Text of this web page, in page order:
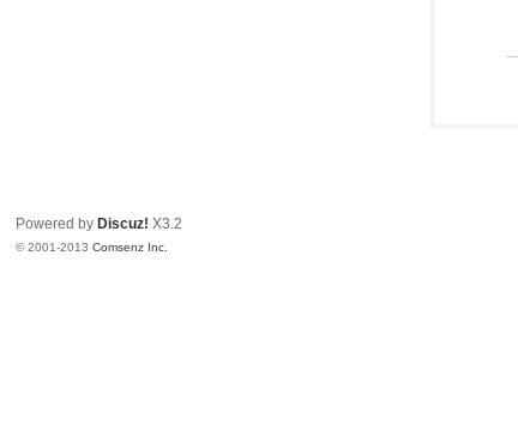
Powered by Discuz! X3.2
© 2001-2013Comsenz Inc.